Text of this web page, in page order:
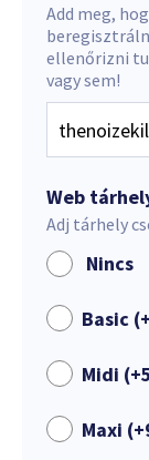
Add meg,
ellenőrizni
vagy sem!
Web
Adj tárhely
Nincs
Basic (+
Midi (+
Maxi (+